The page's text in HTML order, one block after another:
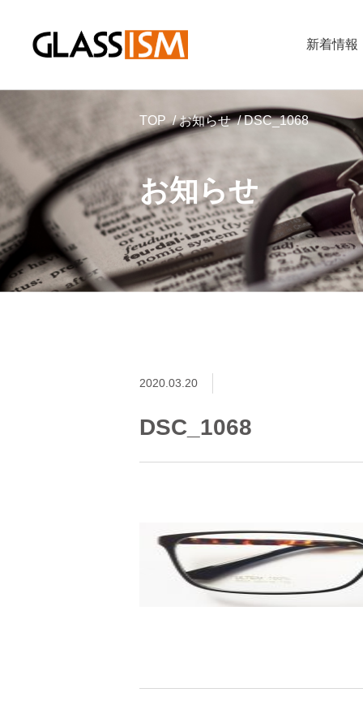
新着情報
お知らせ
TOP お知らせ DSC_1068
2020.03.20
DSC_1068